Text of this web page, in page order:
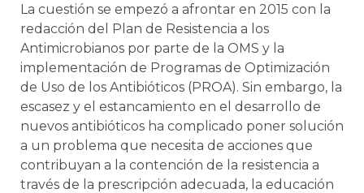
La cuestión se empezó a afrontar en 2015 con la
redacción del Plan de Resistencia a los
Antimicrobianos por parte de la OMS y la
implementación de Programas de Optimización
de Uso de los Antibióticos (PROA). Sin embargo, la
escasez y el estancamiento en el desarrollo de
nuevos antibióticos ha complicado poner solución
a un problema que necesita de acciones que
contribuyan a la contención de la resistencia a
través de la prescripción adecuada, la educación